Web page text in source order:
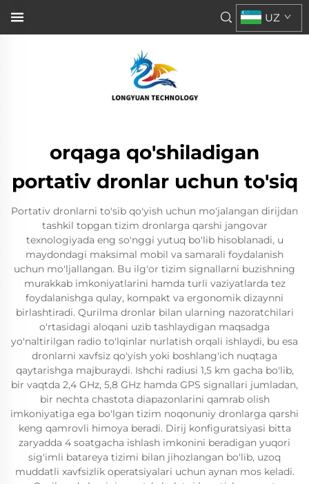
UZ
orqaga qo'shiladigan
portativ dronlar uchun to'siq
Portativ dronlarni to'sib qo'yish uchun mo'jalangan dirijdan
tashkil topgan tizim dronlarga qarshi jangovar
texnologiyada eng so'nggi yutuq bo'lib hisoblanadi, u
maydondagi maksimal mobil va samarali foydalanish
uchun mo'ljallangan. Bu ilg'or tizim signallarni buzishning
murakkab imkoniyatlarini hamda turli vaziyatlarda tez
foydalanishga qulay, kompakt va ergonomik dizaynni
birlashtiradi. Qurilma dronlar bilan ularning nazoratchilari
o'rtasidagi aloqani uzib tashlaydigan maqsadga
yo'naltirilgan radio to'lqinlar nurlatish orqali ishlaydi, bu esa
dronlarni xavfsiz qo'yish yoki boshlang'ich nuqtaga
qaytarishga majburaydi. Ishchi radiusi 1,5 km gacha bo'lib,
bir vaqtda 2,4 GHz, 5,8 GHz hamda GPS signallari jumladan,
bir nechta chastota diapazonlarini qamrab olish
imkoniyatiga ega bo'lgan tizim noqonuniy dronlarga qarshi
keng qamrovli himoya beradi. Dirij konfiguratsiyasi bitta
zaryadda 4 soatgacha ishlash imkonini beradigan yuqori
sig'imli batareya tizimi bilan jihozlangan bo'lib, uzoq
muddatli xavfsizlik operatsiyalari uchun aynan mos keladi.